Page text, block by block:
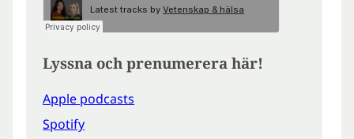
Lyssna och prenumerera här!
Apple podcasts
Spotify